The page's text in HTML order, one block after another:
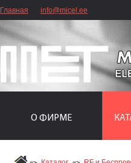
Главная info@micel.ee
О ФИРМЕ